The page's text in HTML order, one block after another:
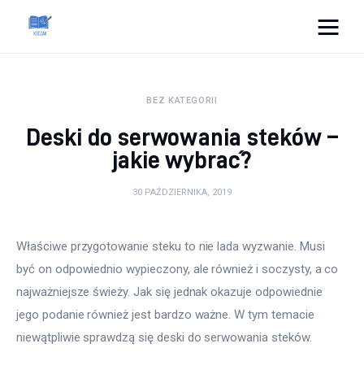
Zdrowie
Więcej
BEZ KATEGORII
Deski do serwowania steków –
jakie wybrać?
30 PAŹDZIERNIKA, 2019
Właściwe przygotowanie steku to nie lada wyzwanie. Musi
być on odpowiednio wypieczony, ale również i soczysty, a co
najważniejsze świeży. Jak się jednak okazuje odpowiednie
jego podanie również jest bardzo ważne. W tym temacie
niewątpliwie sprawdzą się deski do serwowania steków.